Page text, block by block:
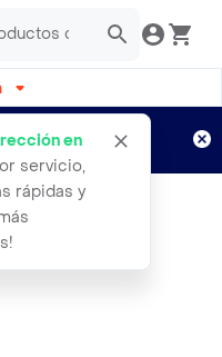
en
servicio,
rápidas y
Aplican TyC